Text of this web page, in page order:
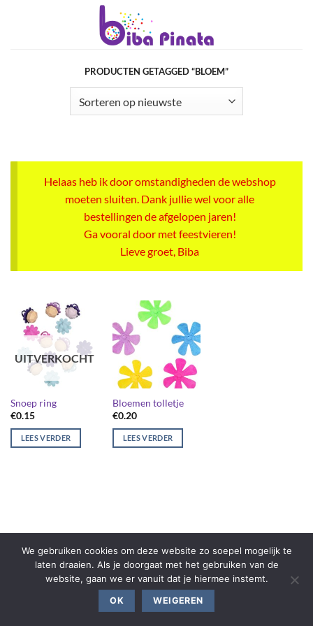
PRODUCTEN GETAGGED “BLOEM”
Helaas heb ik door omstandigheden de webshop
moeten sluiten. Dank jullie wel voor alle
bestellingen de afgelopen jaren!
Ga vooral door met feestvieren!
Lieve groet, Biba
UITVERKOCHT
Snoep ring
€0.15
LEES VERDER
Bloemen tolletje
€0.20
LEES VERDER
We gebruiken cookies om deze website zo soepel mogelijk te
laten draaien. Als je doorgaat met het gebruiken van de
website, gaan we er vanuit dat je hiermee instemt.
OK WEIGEREN